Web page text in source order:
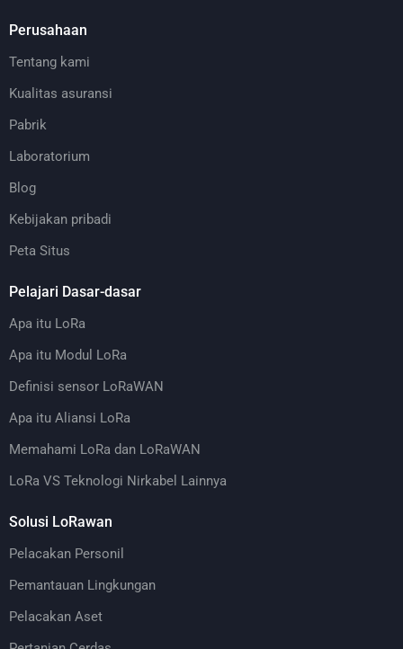
Perusahaan
Tentang kami
Kualitas asuransi
Pabrik
Laboratorium
Blog
Kebijakan pribadi
Peta Situs
Pelajari Dasar-dasar
Apa itu LoRa
Apa itu Modul LoRa
Definisi sensor LoRaWAN
Apa itu Aliansi LoRa
Memahami LoRa dan LoRaWAN
LoRa VS Teknologi Nirkabel Lainnya
Solusi LoRawan
Pelacakan Personil
Pemantauan Lingkungan
Pelacakan Aset